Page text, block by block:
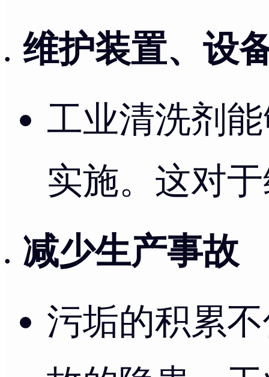
维护装置、设
工业清洗剂
实施。这对
减少生产事故
污垢的积累